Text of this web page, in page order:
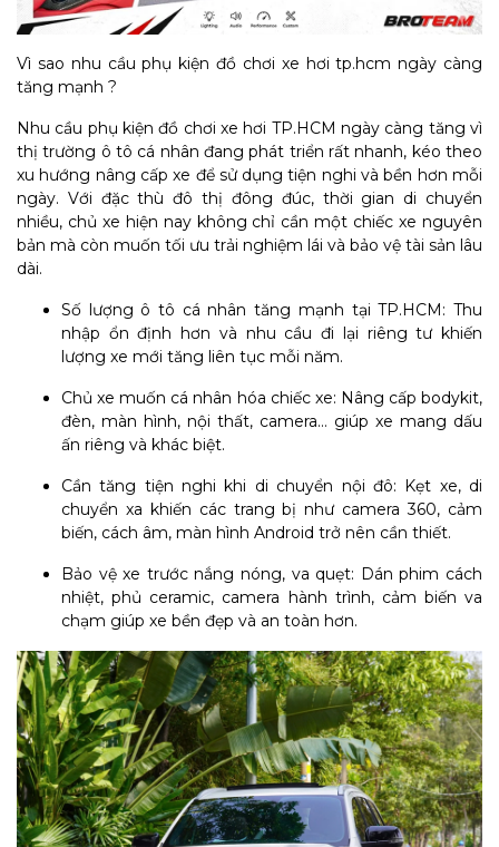
Vì sao nhu cầu phụ kiện đồ chơi xe hơi tp.hcm ngày càng
tăng mạnh ?
Nhu cầu phụ kiện đồ chơi xe hơi TP.HCM ngày càng tăng vì
thị trường ô tô cá nhân đang phát triển rất nhanh, kéo theo
xu hướng nâng cấp xe để sử dụng tiện nghi và bền hơn mỗi
ngày. Với đặc thù đô thị đông đúc, thời gian di chuyển
nhiều, chủ xe hiện nay không chỉ cần một chiếc xe nguyên
bản mà còn muốn tối ưu trải nghiệm lái và bảo vệ tài sản lâu
dài.
Số lượng ô tô cá nhân tăng mạnh tại TP.HCM: Thu
nhập ổn định hơn và nhu cầu đi lại riêng tư khiến
lượng xe mới tăng liên tục mỗi năm.
Chủ xe muốn cá nhân hóa chiếc xe: Nâng cấp bodykit,
đèn, màn hình, nội thất, camera… giúp xe mang dấu
ấn riêng và khác biệt.
Cần tăng tiện nghi khi di chuyển nội đô: Kẹt xe, di
chuyển xa khiến các trang bị như camera 360, cảm
biến, cách âm, màn hình Android trở nên cần thiết.
Bảo vệ xe trước nắng nóng, va quẹt: Dán phim cách
nhiệt, phủ ceramic, camera hành trình, cảm biến va
chạm giúp xe bền đẹp và an toàn hơn.